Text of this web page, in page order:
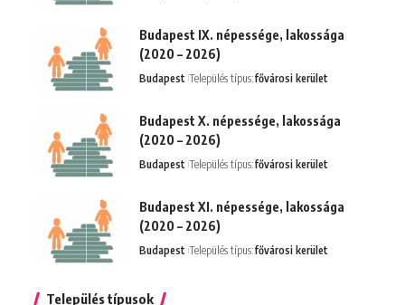
Budapest IX. népessége, lakossága
(2020 – 2026)
Budapest Település típus:fővárosi kerület
Budapest X. népessége, lakossága
(2020 – 2026)
Budapest Település típus:fővárosi kerület
Budapest XI. népessége, lakossága
(2020 – 2026)
Budapest Település típus:fővárosi kerület
Település típusok